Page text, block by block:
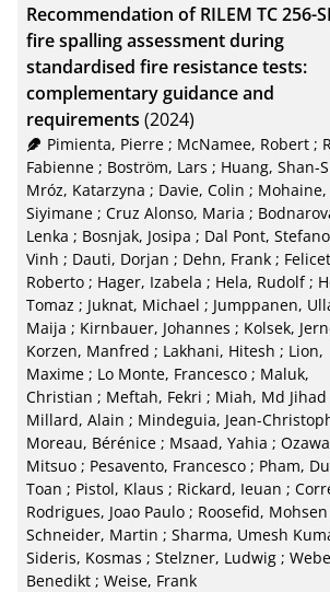
RIS
Recommendation of RILEM TC 256-
fire spalling assessment during
standardised fire resistance tests:
complementary guidance and
requirements (2024)
Pimienta, Pierre; McNamee, Robert;
Fabienne ; Boström, Lars ; Huang, Shan-
Mróz, Katarzyna ; Davie, Colin ; Mohaine,
Siyimane ; Cruz Alonso, Maria ;
Lenka ; Bosnjak, Josipa ; Dal Pont, Stefano
Vinh ; Dauti, Dorjan ; Dehn, Frank ;
Roberto ; Hager, Izabela ; Hela, Rudolf;
Tomaz ; Juknat, Michael ; Jumppanen,
Maija ; Kirnbauer, Johannes ; Kolsek,
Korzen, Manfred ; Lakhani, Hitesh ; Lion,
Maxime ; Lo Monte, Francesco ; Maluk,
Christian ; Meftah, Fekri ; Miah, Md Jihad
Millard, Alain ; Mindeguia, Jean-
Moreau, Bérénice ; Msaad, Yahia ;
Mitsuo ; Pesavento, Francesco ; Pham,
Toan ; Pistol, Klaus ; Rickard, Ieuan ;
Rodrigues, Joao Paulo ; Roosefid, Mohsen
Schneider, Martin ; Sharma, Umesh
Sideris, Kosmas ; Stelzner, Ludwig ;
Benedikt ; Weise, Frank